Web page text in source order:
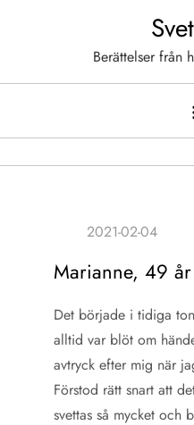
Berättelser från
Marianne, 49 år
Det började i tidiga
alltid var blöt om
avtryck efter mig när
Förstod rätt snart att
svettas så mycket och